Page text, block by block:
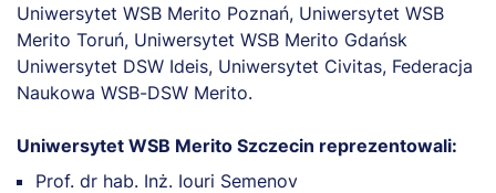
Uniwersytet WSB Merito Poznań, Uniwersytet WSB
Merito Toruń, Uniwersytet WSB Merito Gdańsk
Uniwersytet DSW Ideis, Uniwersytet Civitas, Federacja
Naukowa WSB-DSW Merito.
Uniwersytet WSB Merito Szczecin reprezentowali:
Prof. dr hab. Inż. Iouri Semenov